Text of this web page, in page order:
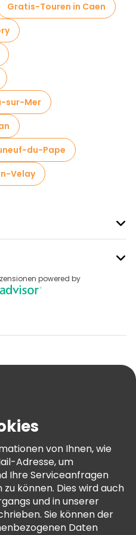
Gratis-Touren in Caen
sur-Mer
du-Pape
Velay
powered by
von Ihnen, wie
Adresse, um
Ihre Serviceanfragen
können. Dies wird auch
und in unserer
Sie können der
Daten